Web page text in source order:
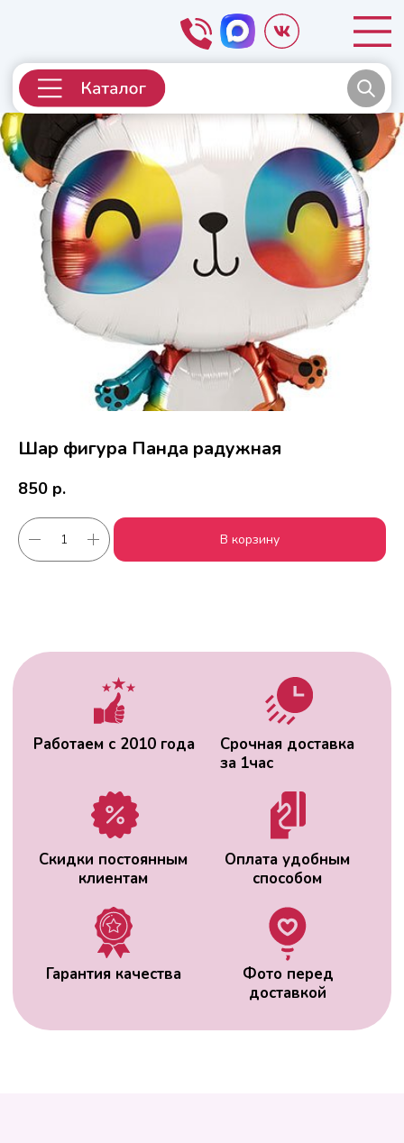
Шар фигура Панда радужная
850 р.
В корзину
Работаем с 2010 года
Срочная доставка
Гарантия качества
ВАС МОЖЕТ
ЗАИНТЕРЕСОВАТЬ